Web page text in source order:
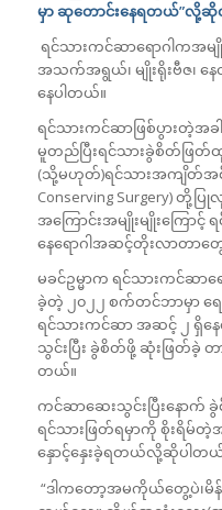
မှာ ဆုတောင်းနေရတယ်”လို့
ရင်သားကင်ဆာရောဂါကအမျိုး
အသက်အရွယ်၊ မျိုးရိုးဗီဇ၊
နေပါတယ်။
ရင်သားကင်ဆာဖြစ်ပွားတဲ့အခ
မူတည်ပြီးရင်သားခွဲစိတ်ဖြတ်ထု
(သို့မဟုတ်)ရင်သားအကျိတ်အစိုင်
Conserving Surgery) တို့
အကြောင်းအမျိုးမျိုးကြော
နေရောဂါအဆင့်တိုးလာတာတွ
မခင်ဥမ္မာက ရင်သားကင်ဆာရေ
ခဲ့တဲ့ ၂၀၂၂ စက်တင်ဘာမှာ ရ
ရင်သားကင်ဆာ အဆင့် ၂ ရှိ
သွင်းပြီး ခွဲစိတ်ဖို့ ဆုံးဖြတ်ခဲ့
တယ်။
ကင်ဆာဆေးသွင်းပြီးနောက်
ရင်သားဖြတ်ရမှာကို စိုးရိမ်
နှောင့်‌နှေးခဲ့ရတယ်လို့ဆိုပါတ
“ဒါကတော့အမကိုယ်တွေ့ပဲ၊မိန်